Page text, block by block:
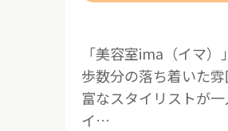
「美容室ima（イマ
歩数分の落ち着いた
富なスタイリストが
イ…